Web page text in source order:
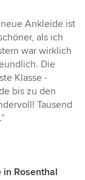
Ankleide ist
als ich
war wirklich
Die
Klasse -
bis zu den
Tausend
Rosenthal